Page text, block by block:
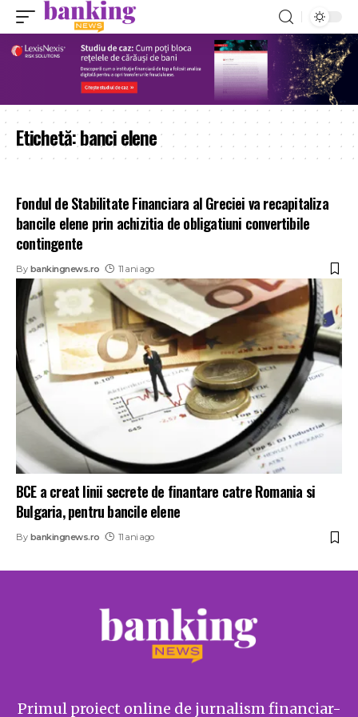
Etichetă:banci elene
Fondul de Stabilitate Financiara al Greciei va recapitaliza
bancile elene prin achizitia de obligatiuni convertibile
contingente
By bankingnews.ro 11 ani ago
BCE a creat linii secrete de finantare catre Romania si
Bulgaria, pentru bancile elene
By bankingnews.ro 11 ani ago
Primul proiect online de jurnalism financiar-